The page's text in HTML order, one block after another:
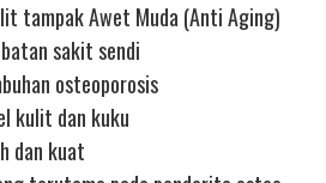
tampak Awet Muda (Anti Aging)
sakit sendi
osteoporosis
kulit dan kuku
dan kuat